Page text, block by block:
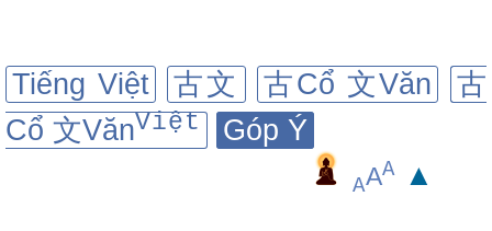
Tiếng Việt 古文 古Cổ 文Văn
古
Cổ 文VănViệt Góp Ý
AAA ▲